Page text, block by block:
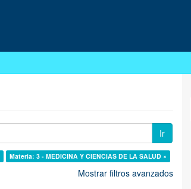
Ir
Materia: 3 - MEDICINA Y CIENCIAS DE LA SALUD ×
Mostrar filtros avanzados